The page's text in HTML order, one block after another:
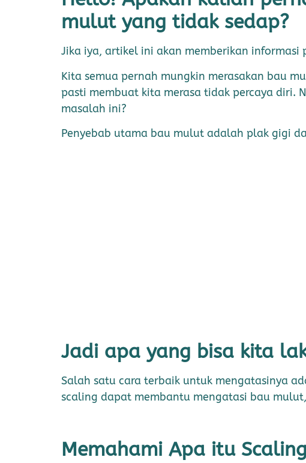
mulut yang tidak sedap?
Jika iya, artikel ini akan memberikan
Kita semua pernah mungkin merasakan bau
pasti membuat kita merasa tidak percaya diri.
masalah ini?
Penyebab utama bau mulut adalah plak gigi
Jadi apa yang bisa kita
Salah satu cara terbaik untuk mengatasinya
scaling dapat membantu mengatasi bau
Memahami Apa itu